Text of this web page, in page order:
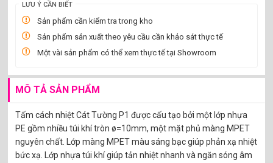
LƯU Ý CẦN BIẾT
Sản phẩm cần kiểm tra trong kho
Sản phẩm sản xuất theo yêu cầu cần khảo sát thực tế
Một vài sản phẩm có thể xem thực tế tại Showroom
MÔ TẢ SẢN PHẨM
Tấm cách nhiệt Cát Tường P1 được cấu tạo bởi một lớp nhựa
PE gồm nhiều túi khí tròn ø=10mm, một mặt phủ màng MPET
nguyên chất. Lớp màng MPET màu sáng bạc giúp phản xạ nhiệt
bức xạ. Lớp nhựa túi khí giúp tản nhiệt nhanh và ngăn sóng âm